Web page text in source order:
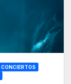
CONCIERTOS